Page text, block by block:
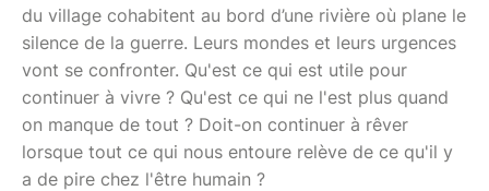
du village cohabitent au bord d’une rivière où plane le
silence de la guerre. Leurs mondes et leurs urgences
vont se confronter. Qu'est ce qui est utile pour
continuer à vivre ? Qu'est ce qui ne l'est plus quand
on manque de tout ? Doit-on continuer à rêver
lorsque tout ce qui nous entoure relève de ce qu'il y
a de pire chez l'être humain ?